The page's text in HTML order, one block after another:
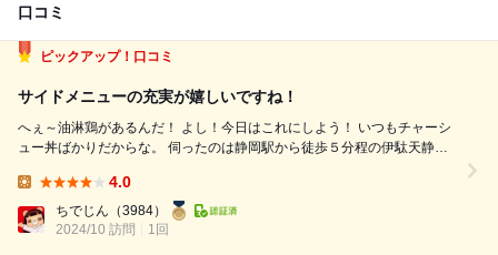
口コミ
ピックアップ！口コミ
サイドメニューの充実が嬉しいですね！
へぇ～油淋鶏があるんだ！ よし！今日はこれにしよう！ いつもチャーシ
ュー丼ばかりだからな。 伺ったのは静岡駅から徒歩５分程の伊駄天静岡
をまたぎ新静岡駅方面に向かって歩くと左手にありました。 地下道がし
っかり張り巡らさ...
4.0
ちでじん （3984）
2024/10 訪問
1回